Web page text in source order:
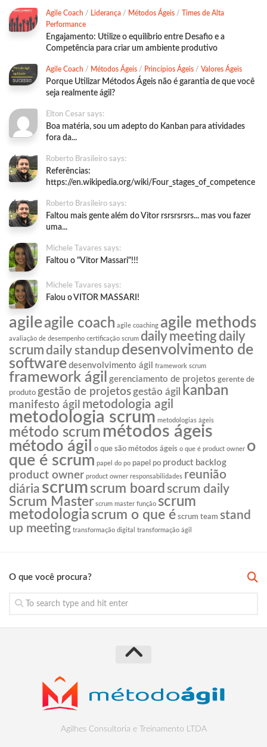
Agile Coach / Liderança / Métodos Ágeis /
Times de Alta
Performance
Engajamento: Utilize o equilíbrio entre Desafio e a
Competência para criar um ambiente produtivo
Agile Coach / Métodos Ágeis / Princípios Ágeis / Valores Ágeis
Porque Utilizar Métodos Ágeis não é garantia de que você
seja realmente ágil?
Elton Cesar says:
Boa matéria, sou um adepto do Kanban para atividades
fora da...
Roberto Brasileiro says:
Referências:
https://en.wikipedia.org/wiki/Four_stages_of_competence
Roberto Brasileiro says:
Faltou mais gente além do Vitor rsrsrsrsrs... mas vou fazer
uma...
Michele Tavares says:
Faltou o "Vitor Massari"!!!
Michele Tavares says:
Falou o VITOR MASSARI!
agileagile coach agile coaching agile methods
avaliação de desempenho certificação scrum daily meeting daily
scrumdaily standup desenvolvimento de
software desenvolvimento ágil framework scrum
framework ágil gerenciamento de projetos gerente de
produto gestão de projetos gestão ágil kanban
manifesto ágil metodologia agil
metodologia scrum metodologias ágeis
método scrum métodos ágeis
método ágil o que são métodos ágeis o que é product owner o
que é scrum papel do po papel po product backlog
product owner product owner responsabilidades reunião
diária scrum scrum board scrum daily
Scrum Master scrum master função scrum
metodologia scrum o que é scrum team stand
up meeting transformação digital transformação ágil
O que você procura?
Agilhes Consultoria e Treinamento LTDA